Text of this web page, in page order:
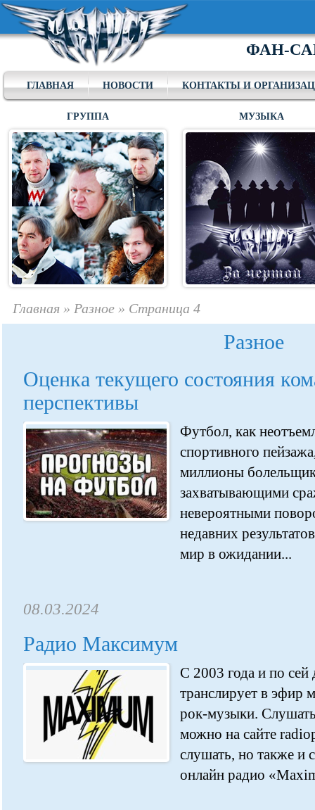
ФАН-
ГЛАВНАЯ НОВОСТИ КОНТАКТЫ И
ГРУППА МУЗЫКА
Главная » Разное » Страница 4
Разное
Оценка текущего состояния
перспективы
Футбол, как
спортивного
миллионы
захватывающими
невероятными
недавних
мир в ожидании...
08.03.2024
Радио Максимум
С 2003 года и по сей
транслирует в эфир
рок-музыки.
можно на сайте
слушать, но также и
онлайн радио